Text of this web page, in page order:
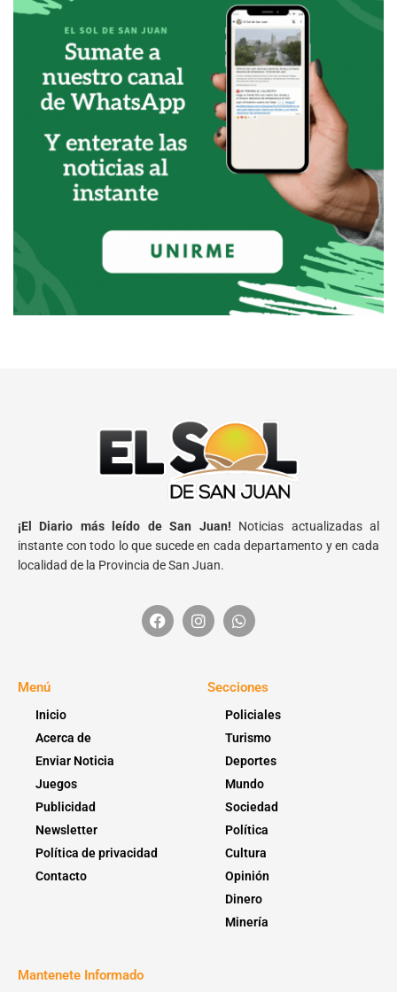
¡El Diario más leído de San Juan! Noticias actualizadas al
instante con todo lo que sucede en cada departamento y en cada
localidad de la Provincia de San Juan.
Menú
Inicio
Acerca de
Enviar Noticia
Juegos
Publicidad
Newsletter
Política de privacidad
Contacto
Secciones
Policiales
Turismo
Deportes
Mundo
Sociedad
Política
Cultura
Opinión
Dinero
Minería
Mantenete Informado